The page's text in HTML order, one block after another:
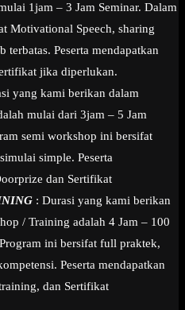
1jam – 3 Jam Seminar. Dalam
Motivational Speech, sharing
terbatas. Peserta mendapatkan
jika diperlukan.
yang kami berikan dalam
mulai dari 3jam – 5 Jam
semi workshop ini bersifat
simple. Peserta
dan Sertifikat
: Durasi yang kami berikan
/ Training adalah 4 Jam – 100
ini bersifat full praktek,
Peserta mendapatkan
dan Sertifikat